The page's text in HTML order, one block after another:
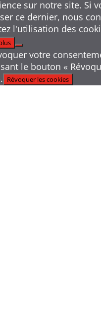
sur notre site. Si
ce dernier, nous
l'utilisation des
votre
le bouton «
Révoquer les cookies